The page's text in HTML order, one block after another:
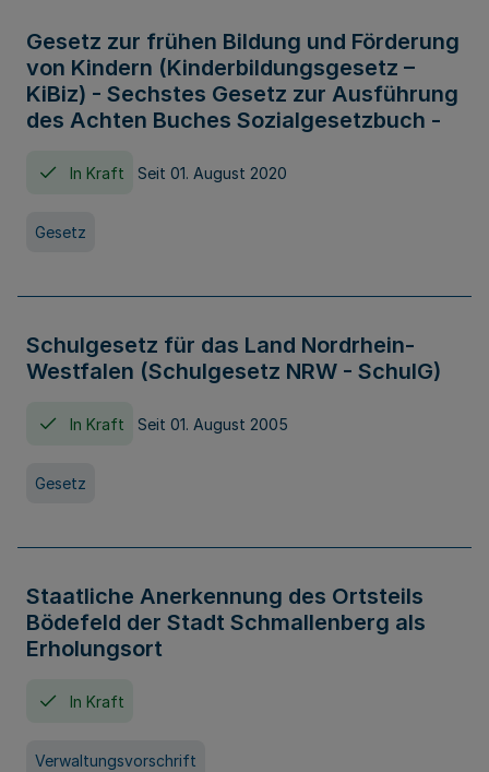
Gesetz zur frühen Bildung und Förderung
von Kindern (Kinderbildungsgesetz –
KiBiz) - Sechstes Gesetz zur Ausführung
des Achten Buches Sozialgesetzbuch -
In Kraft Seit 01. August 2020
Gesetz
Schulgesetz für das Land Nordrhein-
Westfalen (Schulgesetz NRW - SchulG)
In Kraft Seit 01. August 2005
Gesetz
Staatliche Anerkennung des Ortsteils
Bödefeld der Stadt Schmallenberg als
Erholungsort
In Kraft
Verwaltungsvorschrift